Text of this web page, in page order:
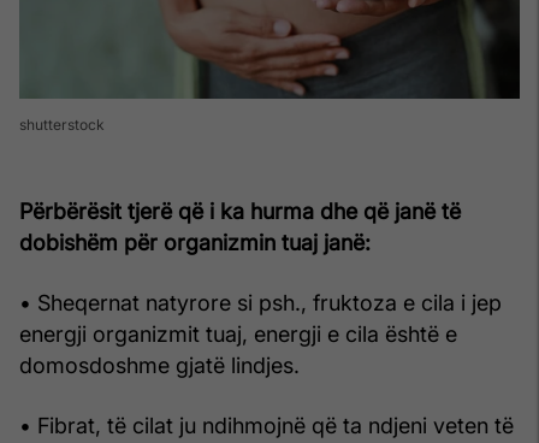
shutterstock
Përbërësit tjerë që i ka hurma dhe që janë të
dobishëm për organizmin tuaj janë:
• Sheqernat natyrore si psh., fruktoza e cila i jep
energji organizmit tuaj, energji e cila është e
domosdoshme gjatë lindjes.
• Fibrat, të cilat ju ndihmojnë që ta ndjeni veten të